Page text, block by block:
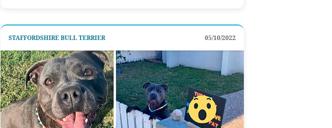
STAFFORDSHIRE BULL TERRIER 05/10/2022